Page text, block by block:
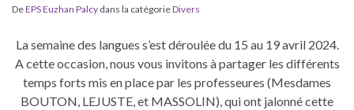
DeEPS Euzhan Palcy dans la catégorieDivers
La semaine des langues s’est déroulée du 15 au 19 avril 2024.
A cette occasion, nous vous invitons à partager les différents
temps forts mis en place par les professeures (Mesdames
BOUTON, LEJUSTE, et MASSOLIN), qui ont jalonné cette